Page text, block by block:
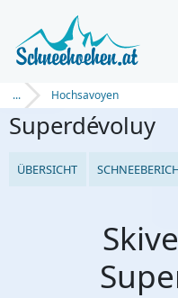
... Hochsavoyen
Superdévoluy
ÜBERSICHT